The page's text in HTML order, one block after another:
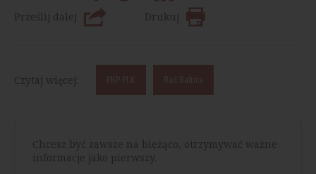
Prześlij dalej
Drukuj
Czytaj więcej: PKP PLK Rail Baltica
Chcesz być zawsze na bieżąco, otrzymywać ważne
informacje jako pierwszy.